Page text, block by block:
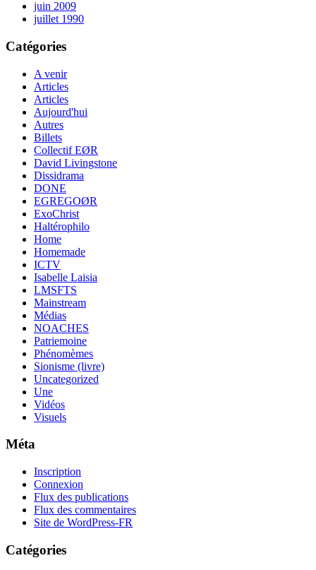
juin 2009
juillet 1990
Catégories
A venir
Articles
Articles
Aujourd'hui
Autres
Billets
Collectif EØR
David Livingstone
Dissidrama
DONE
EGREGOØR
ExoChrist
Haltérophilo
Home
Homemade
ICTV
Isabelle Laisia
LMSFTS
Mainstream
Médias
NOACHES
Patriemoine
Phénomèmes
Sionisme (livre)
Uncategorized
Une
Vidéos
Visuels
Méta
Inscription
Connexion
Flux des publications
Flux des commentaires
Site de WordPress-FR
Catégories